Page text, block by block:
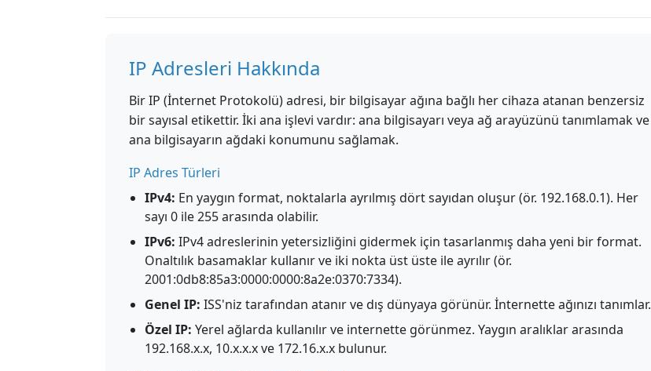
IP Adresleri Hakkında
Bir IP (İnternet Protokolü) adresi, bir bilgisayar ağına bağlı her cihaza atanan benzersiz
bir sayısal etikettir. İki ana işlevi vardır: ana bilgisayarı veya ağ arayüzünü tanımlamak ve
ana bilgisayarın ağdaki konumunu sağlamak.
IP Adres Türleri
IPv4: En yaygın format, noktalarla ayrılmış dört sayıdan oluşur (ör. 192.168.0.1). Her
sayı 0 ile 255 arasında olabilir.
IPv6: IPv4 adreslerinin yetersizliğini gidermek için tasarlanmış daha yeni bir format.
Onaltılık basamaklar kullanır ve iki nokta üst üste ile ayrılır (ör.
2001:0db8:85a3:0000:0000:8a2e:0370:7334).
Genel IP: ISS'niz tarafından atanır ve dış dünyaya görünür. İnternette ağınızı tanımlar.
Özel IP: Yerel ağlarda kullanılır ve internette görünmez. Yaygın aralıklar arasında
192.168.x.x, 10.x.x.x ve 172.16.x.x bulunur.